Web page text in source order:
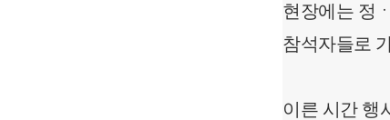
현장에는 정
참석자들로
이른 시간 행